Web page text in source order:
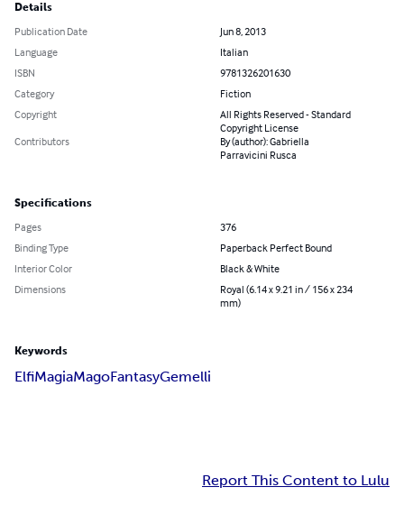
Details
Publication Date
Jun 8, 2013
Language
Italian
ISBN
9781326201630
Category
Fiction
Copyright
All Rights Reserved - Standard
Copyright License
Contributors
By (author): Gabriella
Parravicini Rusca
Specifications
Pages
376
Binding Type
Paperback Perfect Bound
Interior Color
Black & White
Dimensions
Royal (6.14 x 9.21 in / 156 x 234
mm)
Keywords
ElfiMagiaMagoFantasyGemelli
Report This Content to Lulu